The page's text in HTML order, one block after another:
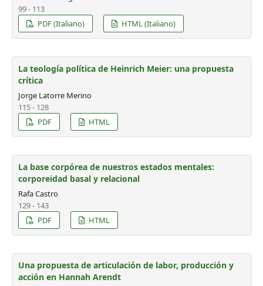
99 - 113
PDF (Italiano)
HTML (Italiano)
La teología política de Heinrich Meier: una propuesta
crítica
Jorge Latorre Merino
115 - 128
PDF
HTML
La base corpórea de nuestros estados mentales:
corporeidad basal y relacional
Rafa Castro
129 - 143
PDF
HTML
Una propuesta de articulación de labor, producción y
acción en Hannah Arendt